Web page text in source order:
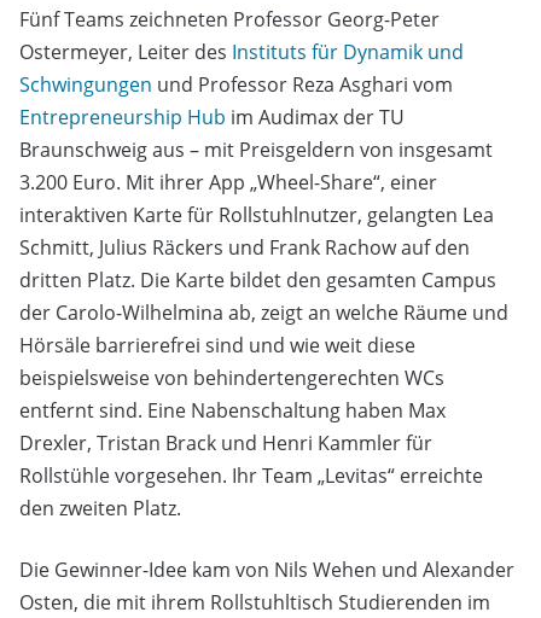
Fünf Teams zeichneten Professor Georg-Peter
Ostermeyer, Leiter des Instituts für Dynamik und
Schwingungen und Professor Reza Asghari vom
Entrepreneurship Hub im Audimax der TU
Braunschweig aus – mit Preisgeldern von insgesamt
3.200 Euro. Mit ihrer App „Wheel-Share“, einer
interaktiven Karte für Rollstuhlnutzer, gelangten Lea
Schmitt, Julius Räckers und Frank Rachow auf den
dritten Platz. Die Karte bildet den gesamten Campus
der Carolo-Wilhelmina ab, zeigt an welche Räume und
Hörsäle barrierefrei sind und wie weit diese
beispielsweise von behindertengerechten WCs
entfernt sind. Eine Nabenschaltung haben Max
Drexler, Tristan Brack und Henri Kammler für
Rollstühle vorgesehen. Ihr Team „Levitas“ erreichte
den zweiten Platz.
Die Gewinner-Idee kam von Nils Wehen und Alexander
Osten, die mit ihrem Rollstuhltisch Studierenden im